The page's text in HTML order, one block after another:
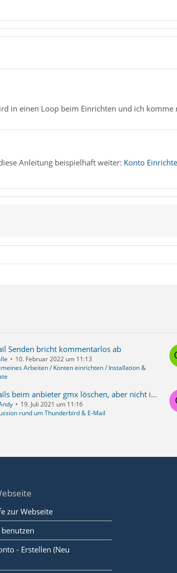
in einen Loop beim Einrichten und ich komme
Anleitung beispielhaft weiter: Konto
Senden bricht kommentarlos ab
10. Februar 2022 um 11:13
Arbeiten / Konten einrichten / Installation &
emails beim anbieter gmx löschen, aber nicht in Thunderbird
19. Juli 2021 um 11:16
rund um Thunderbird & E-Mail
zur Webseite
- Erstellen (Neu